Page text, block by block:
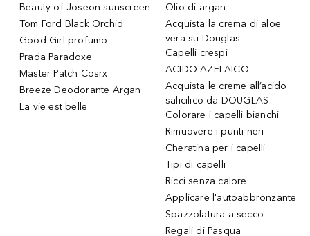
Beauty of Joseon sunscreen
Tom Ford Black Orchid
Good Girl profumo
Prada Paradoxe
Master Patch Cosrx
Breeze Deodorante Argan
La vie est belle
Olio di argan
Acquista la crema di aloe
vera su Douglas
Capelli crespi
ACIDO AZELAICO
Acquista le creme all’acido
salicilico da DOUGLAS
Colorare i capelli bianchi
Rimuovere i punti neri
Cheratina per i capelli
Tipi di capelli
Ricci senza calore
Applicare l'autoabbronzante
Spazzolatura a secco
Regali di Pasqua